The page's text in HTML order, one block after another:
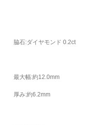
脇石:ダイヤモンド 0.2ct
最大幅:約12.0mm
厚み:約6.2mm